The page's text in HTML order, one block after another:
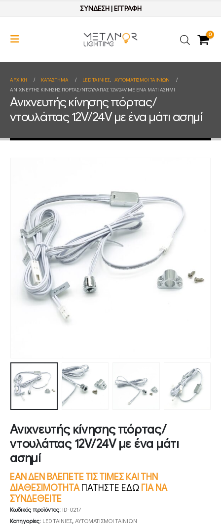
ΣΥΝΔΕΣΗ| ΕΓΓΡΑΦΗ
0
ΑΡΧΙΚΉ ΚΑΤΆΣΤΗΜΑ LED ΤΑΙΝΙΕΣ, ΑΥΤΟΜΑΤΙΣΜΟΙ ΤΑΙΝΙΩΝ
ΑΝΙΧΝΕΥΤΉΣ ΚΊΝΗΣΗΣ ΠΌΡΤΑΣ/ΝΤΟΥΛΆΠΑΣ 12V/24V ΜΕ ΈΝΑ ΜΆΤΙ ΑΣΗΜΊ
Ανιχνευτής κίνησης πόρτας/
ντουλάπας 12V/24V με ένα μάτι ασημί
Ανιχνευτής κίνησης πόρτας/
ντουλάπας 12V/24V με ένα μάτι
ασημί
ΕΑΝ ΔΕΝ ΒΛΕΠΕΤΕ ΤΙΣ ΤΙΜΕΣ ΚΑΙ ΤΗΝ
ΔΙΑΘΕΣΙΜΟΤΗΤΑ ΠΑΤΗΣΤΕ ΕΔΩ ΓΙΑ ΝΑ
ΣΥΝΔΕΘΕΙΤΕ
Κωδικός προϊόντος: ID-0217
Κατηγορίες: LED ΤΑΙΝΙΕΣ, ΑΥΤΟΜΑΤΙΣΜΟΙ ΤΑΙΝΙΩΝ